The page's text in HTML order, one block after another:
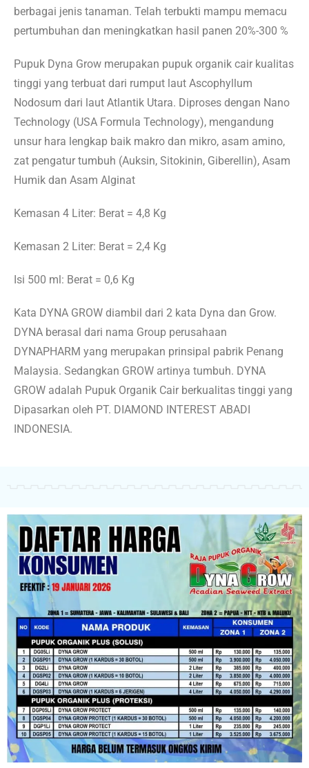
berbagai jenis tanaman. Telah terbukti mampu memacu
pertumbuhan dan meningkatkan hasil panen 20%-300 %
Pupuk Dyna Grow merupakan pupuk organik cair kualitas
tinggi yang terbuat dari rumput laut Ascophyllum
Nodosum dari laut Atlantik Utara. Diproses dengan Nano
Technology (USA Formula Technology), mengandung
unsur hara lengkap baik makro dan mikro, asam amino,
zat pengatur tumbuh (Auksin, Sitokinin, Giberellin), Asam
Humik dan Asam Alginat
Kemasan 4 Liter: Berat = 4,8 Kg
Kemasan 2 Liter: Berat = 2,4 Kg
Isi 500 ml: Berat = 0,6 Kg
Kata DYNA GROW diambil dari 2 kata Dyna dan Grow.
DYNA berasal dari nama Group perusahaan
DYNAPHARM yang merupakan prinsipal pabrik Penang
Malaysia. Sedangkan GROW artinya tumbuh. DYNA
GROW adalah Pupuk Organik Cair berkualitas tinggi yang
Dipasarkan oleh PT. DIAMOND INTEREST ABADI
INDONESIA.